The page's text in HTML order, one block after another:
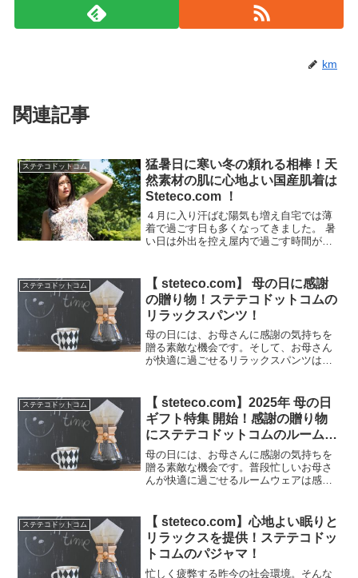
km
関連記事
ステテコドットコム
猛暑日に寒い冬の頼れる相棒！天
然素材の肌に心地よい国産肌着は
Steteco.com ！
４月に入り汗ばむ陽気も増え自宅では薄
着で過ごす日も多くなってきました。 暑
い日は外出を控え屋内で過ごす時間が多
ルコアTシャツにはステテコを合わせるこ
とが多いのですが...
ステテコドットコム
【 steteco.com】 母の日に感謝
の贈り物！ステテコドットコムの
リラックスパンツ！
母の日には、お母さんに感謝の気持ちを
贈る素敵な機会です。そして、お母さん
が快適に過ごせるリラックスパンツは、
のリラックスパンツを母の日のプレゼン
トにおすすめ...
ステテコドットコム
【 steteco.com】2025年 母の日
ギフト特集 開始！感謝の贈り物
にステテコドットコムのルームウ
ェア！
母の日には、お母さんに感謝の気持ちを
贈る素敵な機会です。普段忙しいお母さ
んが快適に過ごせるルームウェアは感謝
フト特集として2025年4月30日（水）朝9
時ま...
ステテコドットコム
【 steteco.com】心地よい眠りと
リラックスを提供！ステテコドッ
トコムのパジャマ！
忙しく疲弊する昨今の社会環境。そんな